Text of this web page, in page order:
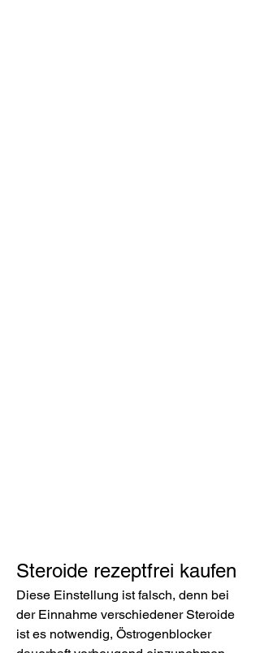
Steroide rezeptfrei kaufen
Diese Einstellung ist falsch, denn bei
der Einnahme verschiedener Steroide
ist es notwendig, Östrogenblocker